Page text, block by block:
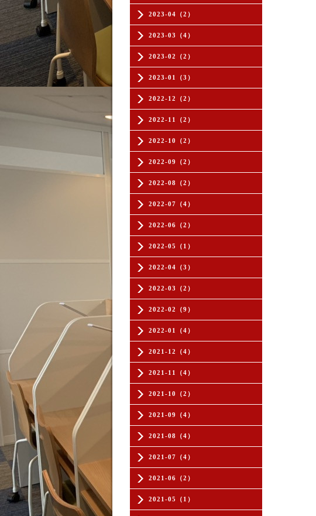
2023-04（2）
2023-03（4）
2023-02（2）
2023-01（3）
2022-12（2）
2022-11（2）
2022-10（2）
2022-09（2）
2022-08（2）
2022-07（4）
2022-06（2）
2022-05（1）
2022-04（3）
2022-03（2）
2022-02（9）
2022-01（4）
2021-12（4）
2021-11（4）
2021-10（2）
2021-09（4）
2021-08（4）
2021-07（4）
2021-06（2）
2021-05（1）